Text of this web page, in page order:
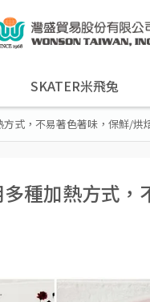
SKATER米飛兔
式，不易著色著味，保鮮/
種加熱方式，